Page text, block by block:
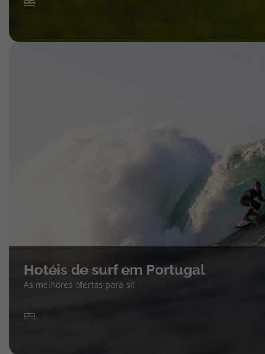
Hotéis de surf em Portugal
As melhores ofertas para si!